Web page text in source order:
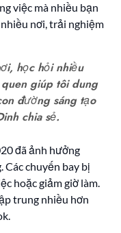
việc mà nhiều bạn
nơi, trải nghiệm
học hỏi nhiều
giúp tôi dung
đường sáng tạo
chia sẻ.
đã ảnh hưởng
Các chuyến bay bị
hoặc giảm giờ làm.
trung nhiều hơn